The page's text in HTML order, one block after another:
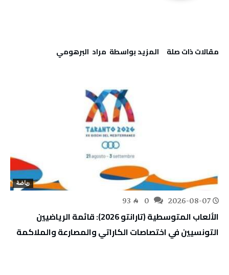
‫مقالات ذات صلة‬ ‫‫المزيد بواسطة‬ ‬ مراد‭ ‬ البرهومي
رياضة
2026-08-07
93
الألعاب المتوسطية (تارانتو 2026): قائمة الرياضيين
التونسيين في اختصاصات الكاراتي والمصارعة والملاكمة